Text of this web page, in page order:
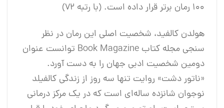
۱۰۰ رمان برتر قرار داده است. (با رتبه ۷۲)
هولدن کالفید، شخصیت اصلی این رمان در نظر
سنجی مجله کتاب Book Magazine توانست عنوان
دومین شخصیت ادبی جهان را به دست آورد.
«ناتور دشت» روایت تنها سه روز از زندگی کالفیلد
نوجوان شانزده ساله‌ای است که در یک مرکز درمانی